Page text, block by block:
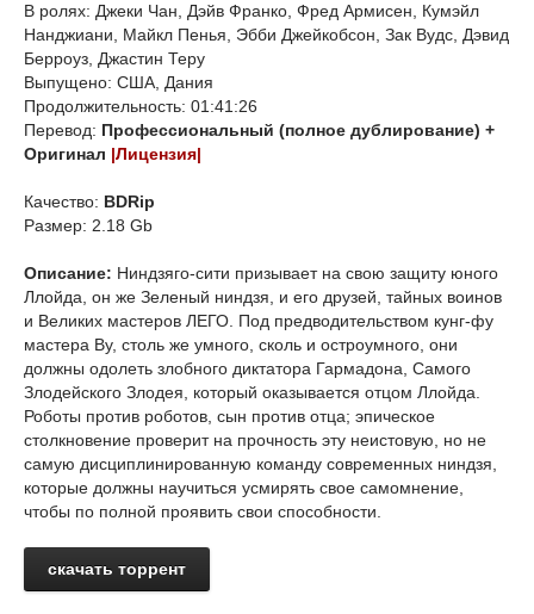
В ролях: Джеки Чан, Дэйв Франко, Фред Армисен, Кумэйл
Нанджиани, Майкл Пенья, Эбби Джейкобсон, Зак Вудс, Дэвид
Берроуз, Джастин Теру
Выпущено: США, Дания
Продолжительность: 01:41:26
Перевод: Профессиональный (полное дублирование) +
Оригинал |Лицензия|
Качество: BDRip
Размер: 2.18 Gb
Описание: Ниндзяго-сити призывает на свою защиту юного
Ллойда, он же Зеленый ниндзя, и его друзей, тайных воинов
и Великих мастеров ЛЕГО. Под предводительством кунг-фу
мастера Ву, столь же умного, сколь и остроумного, они
должны одолеть злобного диктатора Гармадона, Самого
Злодейского Злодея, который оказывается отцом Ллойда.
Роботы против роботов, сын против отца; эпическое
столкновение проверит на прочность эту неистовую, но не
самую дисциплинированную команду современных ниндзя,
которые должны научиться усмирять свое самомнение,
чтобы по полной проявить свои способности.
скачать торрент